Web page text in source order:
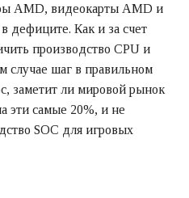
AMD, видеокарты AMD и
дефиците. Как и за счет
производство CPU и
случае шаг в правильном
заметит ли мировой рынок
эти самые 20%, и не
SOC для игровых